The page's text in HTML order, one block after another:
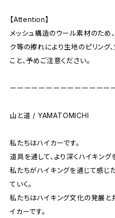
【Attention】
メッシュ構造のウール素材のため
ク等の擦れにより生地のピリング
こと、予めご注意ください。
ーーーーーーーーーーーーーー
山と道 / YAMATOMICHI
私たちはハイカーです。
道具を通して、より深くハイキング
私たちがハイキングを通じて感じ
ていく。
私たちはハイキング文化の発展と
イカーです。